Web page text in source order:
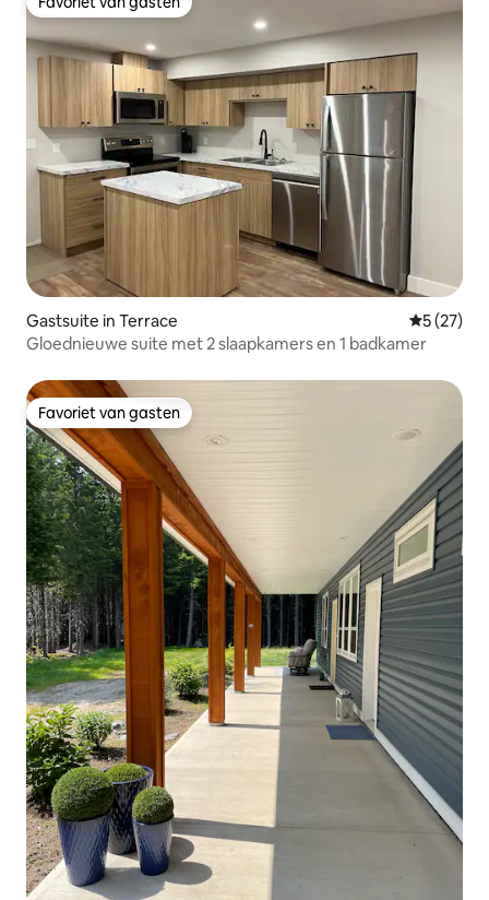
Favoriet van gasten
Gastsuite in Terrace
5 (27)
Gloednieuwe suite met 2 slaapkamers en 1 badkamer
Favoriet van gasten
Favoriet van gasten